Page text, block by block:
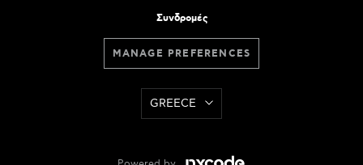
Συνδρομές
MANAGE PREFERENCES
GREECE